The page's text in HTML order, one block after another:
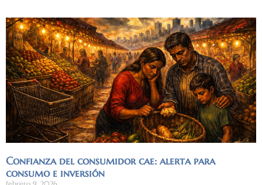
Confianza del consumidor cae: alerta para
consumo e inversión